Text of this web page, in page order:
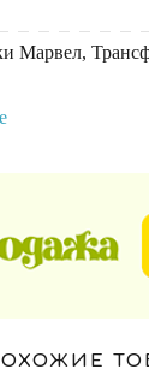
Марвел,